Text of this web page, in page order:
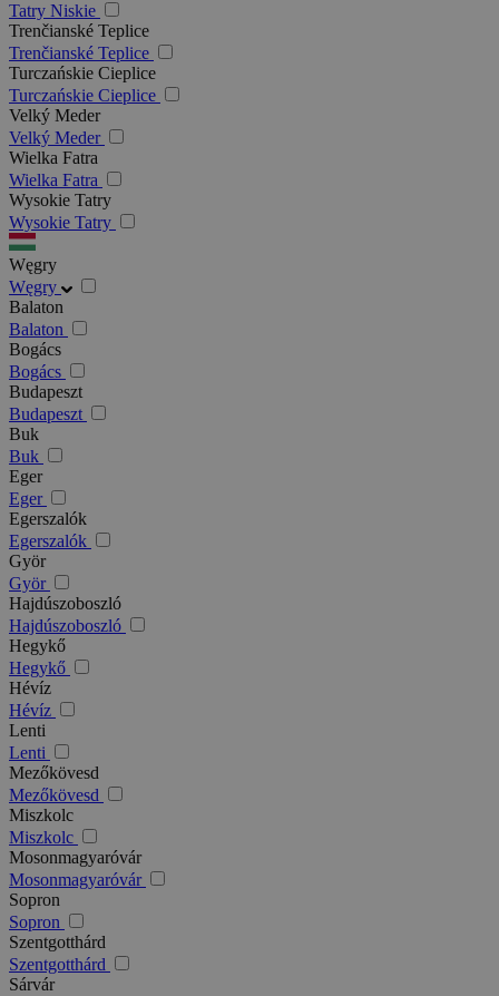
Tatry Niskie
Trenčianské Teplice
Trenčianské Teplice
Turczańskie Cieplice
Turczańskie Cieplice
Velký Meder
Velký Meder
Wielka Fatra
Wielka Fatra
Wysokie Tatry
Wysokie Tatry
Węgry
Węgry
Balaton
Balaton
Bogács
Bogács
Budapeszt
Budapeszt
Buk
Buk
Eger
Eger
Egerszalók
Egerszalók
Györ
Györ
Hajdúszoboszló
Hajdúszoboszló
Hegykő
Hegykő
Hévíz
Hévíz
Lenti
Lenti
Mezőkövesd
Mezőkövesd
Miszkolc
Miszkolc
Mosonmagyaróvár
Mosonmagyaróvár
Sopron
Sopron
Szentgotthárd
Szentgotthárd
Sárvár